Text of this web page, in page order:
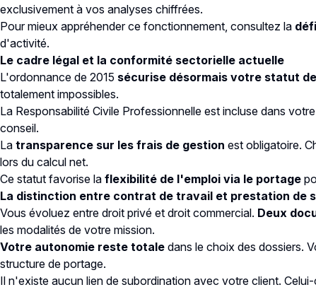
exclusivement à vos analyses chiffrées.
Pour mieux appréhender ce fonctionnement, consultez la
d'activité.
Le cadre légal et la conformité sectorielle actuelle
L'ordonnance de 2015 sécurise désormais votre statut
totalement impossibles.
La Responsabilité Civile Professionnelle est incluse dans
conseil.
La transparence sur les frais de gestion est obligatoire.
lors du calcul net.
Ce statut favorise la flexibilité de l'emploi via le portage
La distinction entre contrat de travail et prestation de
Vous évoluez entre droit privé et droit commercial. Deux
les modalités de votre mission.
Votre autonomie reste totale dans le choix des dossiers.
structure de portage.
Il n'existe aucun lien de subordination avec votre client.